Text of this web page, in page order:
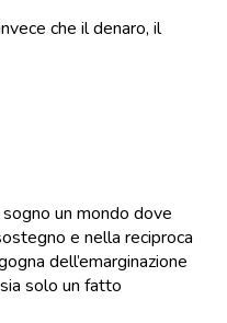
che il denaro, il
un mondo dove
e nella reciproca
dell’emarginazione
solo un fatto